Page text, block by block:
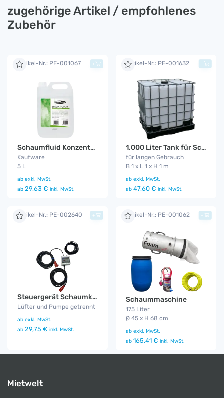
zugehörige Artikel / empfohlenes
Zubehör
Artikel-Nr.: PE-001067
Schaumfluid Konzentrat
Kaufware
5 L
ab exkl. MwSt.
ab 29,63 € inkl. MwSt.
+ Artikel-Nr.: PE-001632
1.000 Liter Tank für Schaummaschine
für langen Gebrauch
B 1 x L 1 x H 1 m
ab exkl. MwSt.
ab 47,60 € inkl. MwSt.
+
Artikel-Nr.: PE-002640
Steuergerät Schaumkanone
Lüfter und Pumpe getrennt
ab exkl. MwSt.
ab 29,75 € inkl. MwSt.
+ Artikel-Nr.: PE-001062
Schaummaschine
175 Liter
Ø 45 x H 68 cm
ab exkl. MwSt.
ab 165,41 € inkl. MwSt.
+
Mietwelt